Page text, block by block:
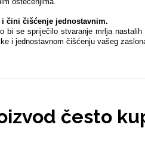
čini čišćenje jednostavnim.
bi se spriječilo stvaranje mrlja
i jednostavnom čišćenju vašeg
često